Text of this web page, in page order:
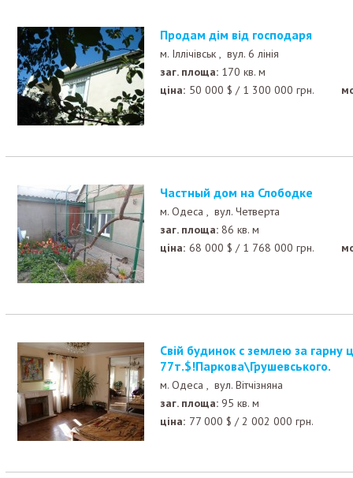
Продам дім від господаря
м. Іллічівськ , вул. 6 лінія
заг. площа: 170 кв. м
ціна: 50 000 $ / 1 300 000 грн.
Частный дом на Слободке
м. Одеса , вул. Четверта
заг. площа: 86 кв. м
ціна: 68 000 $ / 1 768 000 грн.
Свій будинок с землею за гарну ціну! Була 87т$ тепер
77т.$!Паркова\Грушевського.
м. Одеса , вул. Вітчізняна
заг. площа: 95 кв. м
ціна: 77 000 $ /2 002 000 грн.